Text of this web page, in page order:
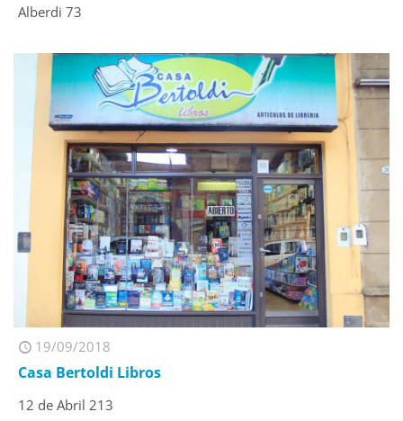
Alberdi 73
19/09/2018
Casa Bertoldi Libros
12 de Abril 213